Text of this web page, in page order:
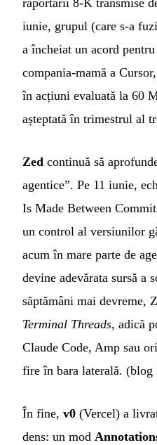
raportării 8-K transmise
iunie, grupul (care s-a
a încheiat un acord
compania-mamă a
în acțiuni evaluată la 60
așteptată în trimestrul al
Zed continuă să
agentice”. Pe 11 iunie,
Is Made Between
un control al versiunilor
acum în mare parte de
devine adevărata sursă a
săptămâni mai devreme,
Terminal Threads, adică
Claude Code, Amp sau
fire în bara laterală. (blog
În fine, v0 (Vercel) a
dens: un mod